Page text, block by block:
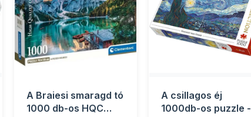
A Braiesi smaragd tó
1000 db-os HQC
A csillagos éj
1000db-os puzzle -